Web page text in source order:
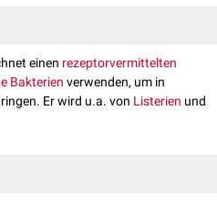
einen rezeptorvermittelten
Bakterien verwenden, um in
Er wird u.a. von Listerien und
oberflächenständige